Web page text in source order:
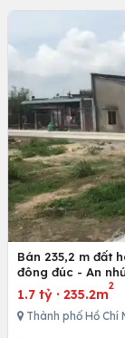
Bán 235,2 m đất
đông đúc - An
1.7 tỷ · 235.2m
2
Thành phố Hồ Chí